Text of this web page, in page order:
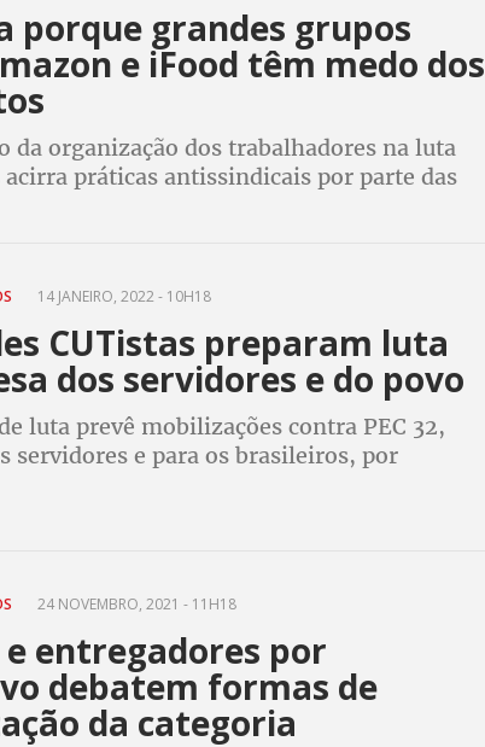
porque grandes grupos
e iFood têm medo dos
da organização dos trabalhadores na luta
práticas antissindicais por parte das
14 JANEIRO, 2022 - 10H18
CUTistas preparam luta
dos servidores e do povo
luta prevê mobilizações contra PEC 32,
servidores e para os brasileiros, por
24 NOVEMBRO, 2021 - 11H18
e entregadores por
debatem formas de
da categoria